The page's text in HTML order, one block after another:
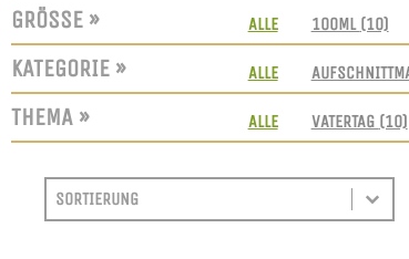
GRÖSSE »
GRÖSSEN
ALLE 100ML (10)
KATEGORIE »
KATEGORIE
ALLE
THEMA »
THEMEN
ALLE VATERTAG (10)
SORTIEREN
SORT CONTENT
SORT CONTENT